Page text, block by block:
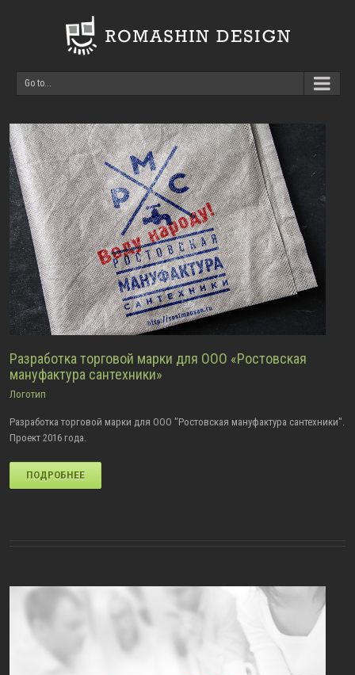
Go to...
Разработка торговой марки для ООО «Ростовская
мануфактура сантехники»
Логотип
Разработка торговой марки для ООО "Ростовская мануфактура сантехники".
Проект 2016 года.
ПОДРОБНЕЕ